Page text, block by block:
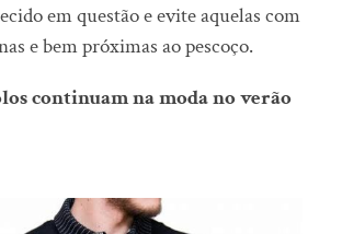
em questão e evite aquelas com
e bem próximas ao pescoço.
continuam na moda no verão